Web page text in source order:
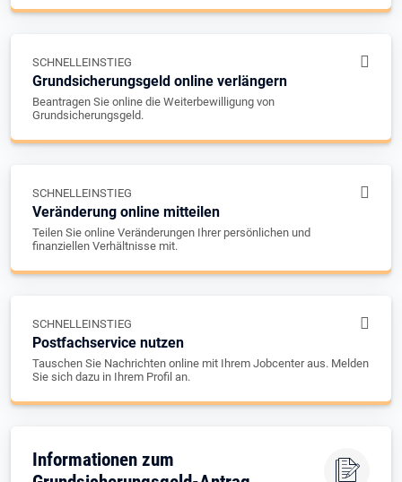
SCHNELLEINSTIEG
Grundsicherungsgeld online verlängern
Beantragen Sie online die Weiterbewilligung von
Grundsicherungsgeld.
SCHNELLEINSTIEG
Veränderung online mitteilen
Teilen Sie online Veränderungen Ihrer persönlichen und
finanziellen Verhältnisse mit.
SCHNELLEINSTIEG
Postfachservice nutzen
Tauschen Sie Nachrichten online mit Ihrem Jobcenter aus. Melden
Sie sich dazu in Ihrem Profil an.
Informationen zum